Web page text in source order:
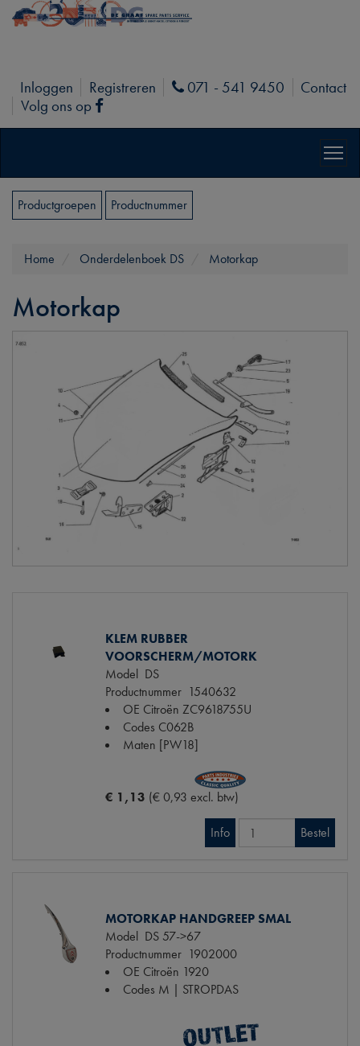
Inloggen Registreren Phone
071 - 541 9450
Contact
Volg ons op
Facebook
Productgroepen Productnummer
Home Onderdelenboek DS Motorkap
Motorkap
KLEM RUBBER
VOORSCHERM/MOTORK
Model DS
Productnummer 1540632
OE Citroën ZC9618755U
Codes C062B
Maten [PW18]
€ 1,13 (€ 0,93 excl. btw)
Info Bestel
MOTORKAP HANDGREEP SMAL
Model DS 57->67
Productnummer 1902000
OE Citroën 1920
Codes M | STROPDAS